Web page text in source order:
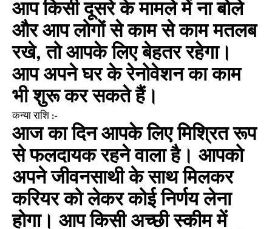
आप किसी दूसरे के मामले में ना बोले
और आप लोगों से काम से काम मतलब
रखे, तो आपके लिए बेहतर रहेगा।
आप अपने घर के रेनोवेशन का काम
भी शुरू कर सकते हैं।
कन्या राशि :-
आज का दिन आपके लिए मिश्रित रूप
से फलदायक रहने वाला है। आपको
अपने जीवनसाथी के साथ मिलकर
करियर को लेकर कोई निर्णय लेना
होगा। आप किसी अच्छी स्कीम में